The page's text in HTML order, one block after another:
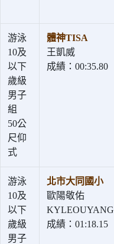
游泳
10及
以下
歲級
男子
組
50公
尺仰
式
體神TISA
王凱威
成績：00:35.80
游泳
10及
以下
歲級
男子
北市大同國小
歐陽敬佑
KYLEOUYANG
成績：01:18.15